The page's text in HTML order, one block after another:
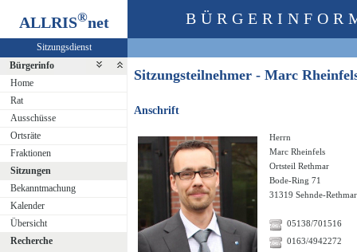
ALLRIS®net
Sitzungsdienst
Bürgerinfo
Home
Rat
Ausschüsse
Ortsräte
Fraktionen
Sitzungen
Bekanntmachung
Kalender
Übersicht
Recherche
Sitzungsteilnehmer - Marc
Anschrift
Herrn
Marc Rheinfels
Ortsteil Rethmar
Bode-Ring 71
31319 Sehnde-Rethmar
05138/701516
0163/4942272